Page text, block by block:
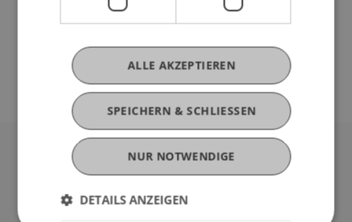
15 min:Fragerunde
Jetzt anmelden
Universität Liechtenstein
9490 Vaduz
SPEICHERN & SCHLIESSEN
ALLE AKZEPTIEREN
NUR NOTWENDIGE
DETAILS ANZEIGEN